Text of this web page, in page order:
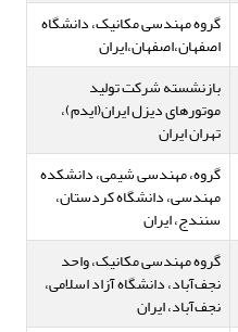
گروه مهندسی مکانیک، دانشگاه
اصفهان،اصفهان،ایران
بازنشسته شرکت تولید
موتورهای دیزل ایران(ایدم)،
تهران ایران
گروه، مهندسی شیمی، دانشکده
مهندسی، دانشگاه کردستان،
سنندج، ایران
گروه مهندسی مکانیک، واحد
نجف‌آباد، دانشگاه آزاد اسلامی،
نجف‌آباد، ایران